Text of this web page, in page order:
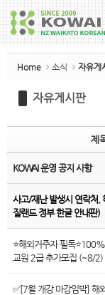
Home 소식 자유게
자유게시판
제
KOWAI 운영 공지 사항
사고/재난 발생시 연락처,
질랜드 정부 한글 안내판)
⭐해외거주자 필독
교원 2급 추가모집 (~8/2)
✅[7월 개강 마감임박] 해